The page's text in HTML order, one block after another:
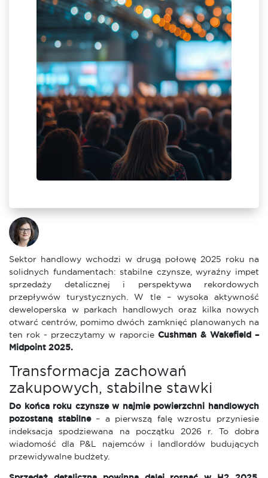
Sektor handlowy wchodzi w drugą połowę 2025 roku na
solidnych fundamentach: stabilne czynsze, wyraźny impet
sprzedaży detalicznej i perspektywa rekordowych
przepływów turystycznych. W tle – wysoka aktywność
deweloperska w parkach handlowych oraz kilka nowych
otwarć centrów, pomimo dwóch zamknięć planowanych na
ten rok - przeczytamy w raporcie Cushman & Wakefield –
Midpoint 2025.
Transformacja zachowań
zakupowych, stabilne stawki
Do końca roku czynsze w najmie powierzchni handlowych
pozostaną stabilne– a pierwszą falę wzrostu przyniesie
indeksacja spodziewana na początku 2026 r. To dobra
wiadomość dla P&L najemców i landlordów budujących
przewidywalne budżety.